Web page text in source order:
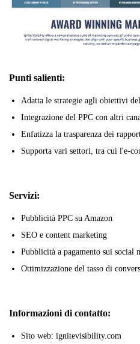
Punti salienti:
Adatta le strategie agli obiettivi
Integrazione del PPC con altri
Enfatizza la trasparenza dei
Supporta vari settori, tra cui l'e-
Servizi:
Pubblicità PPC su Amazon
SEO e content marketing
Pubblicità a pagamento sui social
Ottimizzazione del tasso di
Informazioni di contatto:
Sito web: ignitevisibility.com